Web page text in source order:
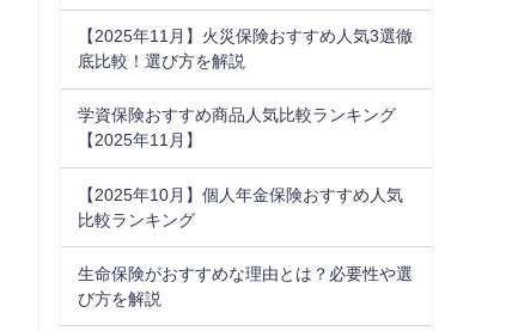
【2025年11月】火災保険おすすめ人気3選徹
底比較！選び方を解説
学資保険おすすめ商品人気比較ランキング
【2025年11月】
【2025年10月】個人年金保険おすすめ人気
比較ランキング
生命保険がおすすめな理由とは？必要性や選
び方を解説